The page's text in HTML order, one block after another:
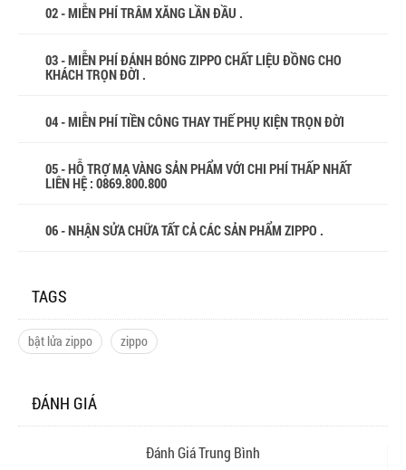
02 - MIỄN PHÍ TRÂM XĂNG LẦN ĐẦU .
03 - MIỄN PHÍ ĐÁNH BÓNG ZIPPO CHẤT LIỆU ĐỒNG CHO
KHÁCH TRỌN ĐỜI .
04 - MIỄN PHÍ TIỀN CÔNG THAY THẾ PHỤ KIỆN TRỌN ĐỜI
05 - HỖ TRỢ MẠ VÀNG SẢN PHẨM VỚI CHI PHÍ THẤP NHẤT
LIÊN HỆ : 0869.800.800
06 - NHẬN SỬA CHỮA TẤT CẢ CÁC SẢN PHẨM ZIPPO .
TAGS
bật lửa zippo zippo
ĐÁNH GIÁ
Đánh Giá Trung Bình